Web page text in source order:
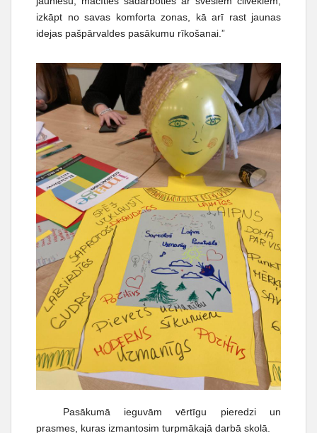
izkāpt no savas komforta zonas, kā arī rast jaunas
idejas pašpārvaldes pasākumu rīkošanai.”
Pasākumā ieguvām vērtīgu pieredzi un
prasmes, kuras izmantosim turpmākajā darbā skolā.